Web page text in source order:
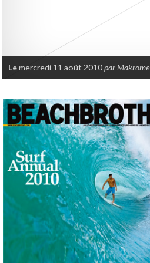
Lemercredi 11 août 2010par Makrome